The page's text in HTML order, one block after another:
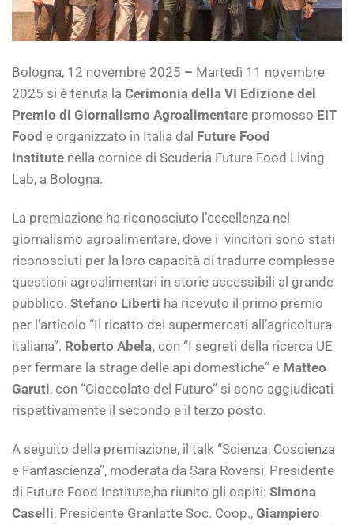
Bologna, 12 novembre 2025 – Martedì 11 novembre
2025 si è tenuta la Cerimonia della VI Edizione del
Premio di Giornalismo Agroalimentare promosso EIT
Food e organizzato in Italia dal Future Food
Institute nella cornice di Scuderia Future Food Living
Lab, a Bologna.
La premiazione ha riconosciuto l’eccellenza nel
giornalismo agroalimentare, dove i vincitori sono stati
riconosciuti per la loro capacità di tradurre complesse
questioni agroalimentari in storie accessibili al grande
pubblico. Stefano Liberti ha ricevuto il primo premio
per l’articolo “Il ricatto dei supermercati all’agricoltura
italiana”. Roberto Abela, con “I segreti della ricerca UE
per fermare la strage delle api domestiche” e Matteo
Garuti, con “Cioccolato del Futuro” si sono aggiudicati
rispettivamente il secondo e il terzo posto.
A seguito della premiazione, il talk “Scienza, Coscienza
e Fantascienza”, moderata da Sara Roversi, Presidente
di Future Food Institute,ha riunito gli ospiti: Simona
Caselli, Presidente Granlatte Soc. Coop., Giampiero